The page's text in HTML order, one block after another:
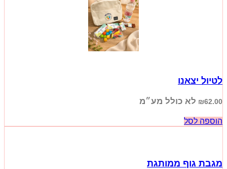
לטיול יצאנו
₪62.00 לא כולל מע״מ
הוספה לסל
מגבת גוף ממותגת